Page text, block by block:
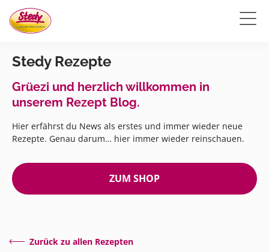
Stedy Rezepte
Grüezi und herzlich willkommen in
unserem Rezept Blog.
Hier erfährst du News als erstes und immer wieder neue
Rezepte. Genau darum… hier immer wieder reinschauen.
ZUM SHOP
Zurück zu allen Rezepten